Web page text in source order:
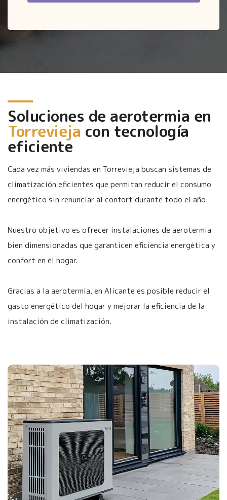
Soluciones de aerotermia en
Torrevieja con tecnología
eficiente
Cada vez más viviendas en Torrevieja buscan sistemas de
climatización eficientes que permitan reducir el consumo
energético sin renunciar al confort durante todo el año.
Nuestro objetivo es ofrecer instalaciones de aerotermia
bien dimensionadas que garanticen eficiencia energética y
confort en el hogar.
Gracias a la aerotermia, en Alicante es posible reducir el
gasto energético del hogar y mejorar la eficiencia de la
instalación de climatización.